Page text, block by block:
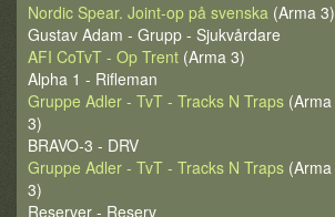
Nordic Spear. Joint-op på svenska (Arma 3)
Gustav Adam - Grupp - Sjukvårdare
AFI CoTvT - Op Trent (Arma 3)
Alpha 1 - Rifleman
Gruppe Adler - TvT - Tracks N Traps (Arma
3)
BRAVO-3 - DRV
Gruppe Adler - TvT - Tracks N Traps (Arma
3)
Reserver - Reserv